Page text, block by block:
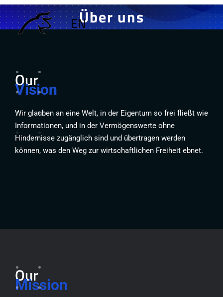
ENÜber uns
Our
Vision
Wir glauben an eine Welt, in der Eigentum so frei fließt wie
Informationen, und in der Vermögenswerte ohne
Hindernisse zugänglich sind und übertragen werden
können, was den Weg zur wirtschaftlichen Freiheit ebnet.
Our
Mission